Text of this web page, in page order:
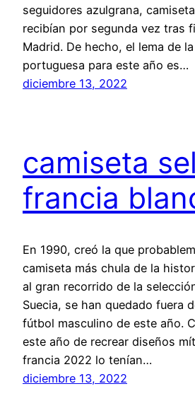
seguidores azulgrana,
recibían por segunda vez tras
Madrid. De hecho, el lema de
portuguesa para este año es…
diciembre 13, 2022
camiseta
francia
En 1990, creó la que
camiseta más chula de la
al gran recorrido de la
Suecia, se han quedado fuera
fútbol masculino de este año.
este año de recrear diseños
francia 2022 lo tenían…
diciembre 13, 2022